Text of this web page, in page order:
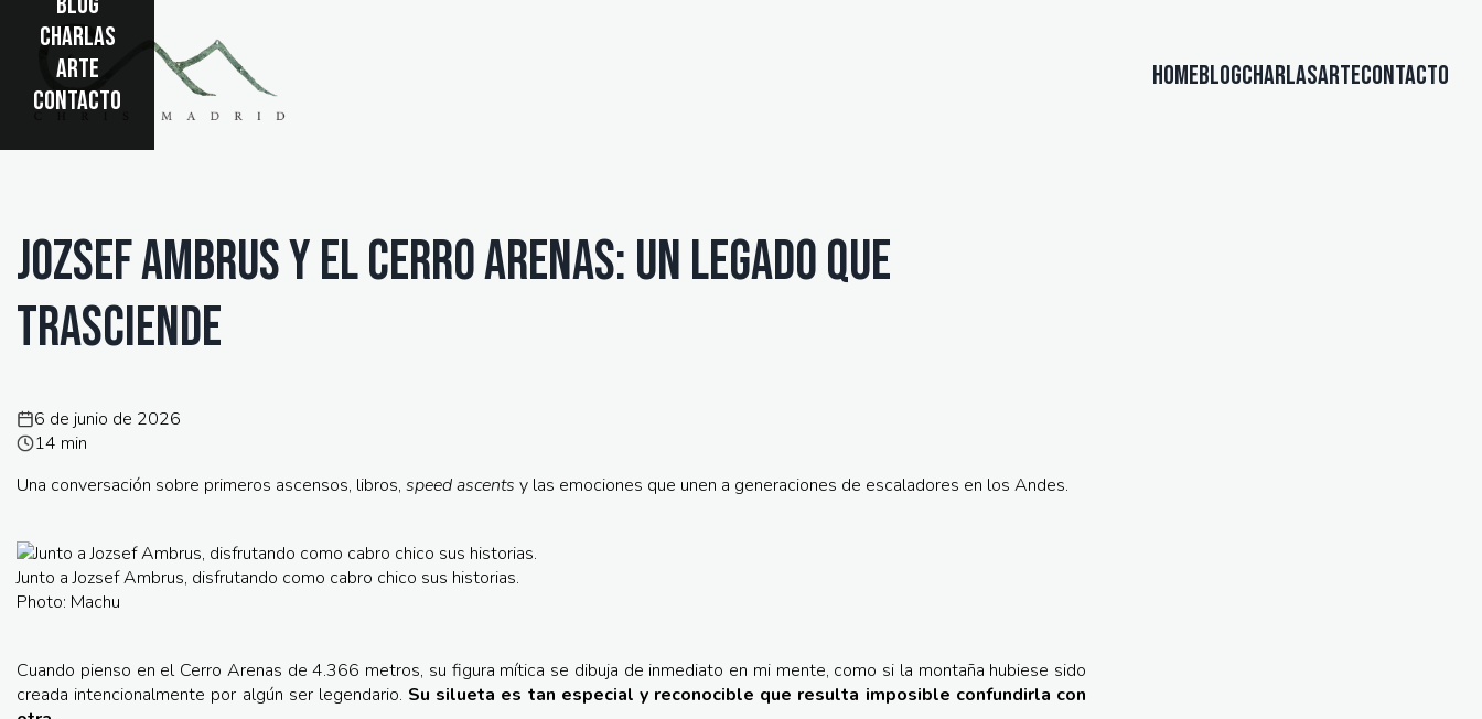
HOMEBLOGCHARLASARTECONTACTO
CHARLAS
ARTE
CONTACTO
Jozsef Ambrus y el Cerro Arenas: un legado que
trasciende
6 de junio de 2026
14 min
Una conversación sobre primeros ascensos, libros, speed ascents y las emociones que unen a generaciones de escaladores en los Andes.
Junto a Jozsef Ambrus, disfrutando como cabro chico sus historias.
Photo: Machu
Cuando pienso en el Cerro Arenas de 4.366 metros, su figura mítica se dibuja de inmediato en mi mente, como si la montaña hubiese sido
creada intencionalmente por algún ser legendario. Su silueta es tan especial y reconocible que resulta imposible confundirla con